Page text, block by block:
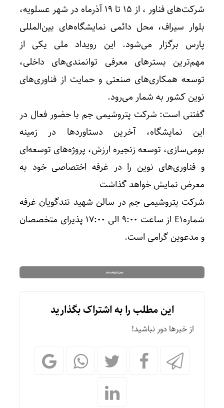
شرکت‌های فناور ، از ۱۵ تا ۱۹ آذرماه در شهر عسلویه،
بلوار سیراف، محل دائمی نمایشگاه‌های بین‌المللی
پارس برگزار می‌شود. این رویداد ملی یکی از
مهم‌ترین بسترهای معرفی توانمندی‌های داخلی،
توسعه همکاری‌های صنعتی و حمایت از فناوری‌های
نوین کشور به شمار می‌رود.
گفتنی است: شرکت پتروشیمی جم با حضور فعال در
این نمایشگاه، آخرین دستاوردها در زمینه
بومی‌سازی، توسعه زنجیره ارزش، پروژه‌های توسعه‌ای
و فناوری‌های نوین را در غرفه اختصاصی خود به
معرض نمایش خواهد گذاشت
شرکت پتروشیمی جم در سالن شهید تندگویان غرفه
شمارهE1 از ساعت ۹:۰۰ الی ۱۷:۰۰ پذیرای متخصصان
و مدعوین گرامی است.
این مطلب را به اشتراک بگذارید
از خبرها دور نباشید!